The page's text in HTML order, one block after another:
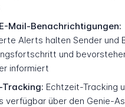
Mail-Benachrichtigungen:
Alerts halten Sender und
und
informiert
Echtzeit-Tracking
verfügbar über den Genie-